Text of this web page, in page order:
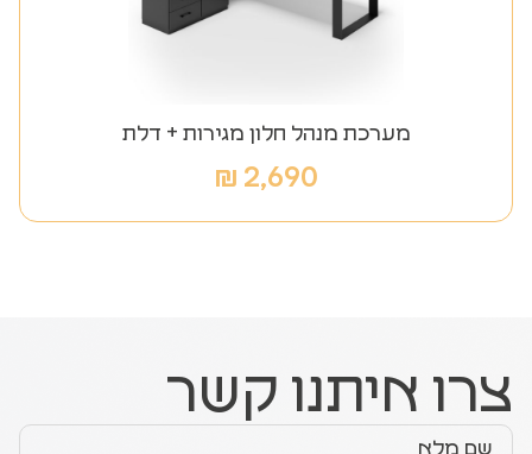
מערכת מנהל חלון מגירות + דלת
2,690
₪
צרו איתנו קשר